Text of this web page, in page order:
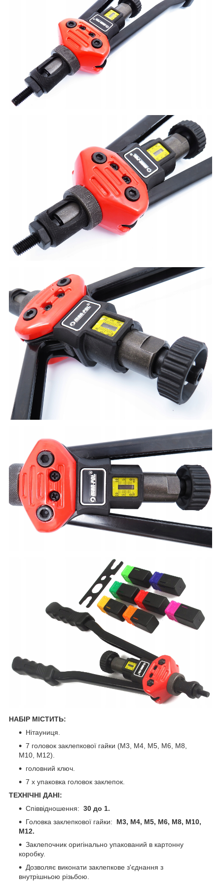
НАБІР МІСТИТЬ:
Нітауниця.
7 головок заклепкової гайки (M3, M4, M5, M6, M8,
M10, M12).
головний ключ.
7 x упаковка головок заклепок.
ТЕХНІЧНІ ДАНІ:
Співвідношення: 30 до 1.
Головка заклепкової гайки: M3, M4, M5, M6, M8, M10,
M12.
Заклепочник оригінально упакований в картонну
коробку.
Дозволяє виконати заклепкове з'єднання з
внутрішньою різьбою.